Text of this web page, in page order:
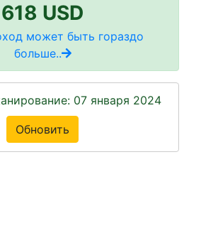
618 USD
может быть гораздо
больше..
07 января 2024
Обновить